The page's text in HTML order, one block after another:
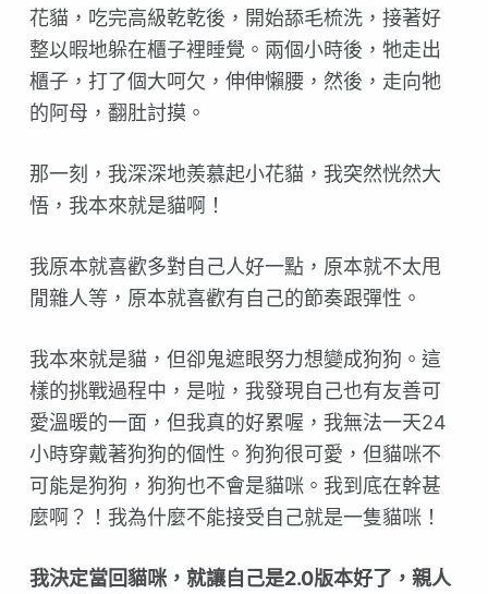
花貓，吃完高級乾乾後，開始舔毛梳洗，接著好
整以暇地躲在櫃子裡睡覺。兩個小時後，牠走出
櫃子，打了個大呵欠，伸伸懶腰，然後，走向牠
的阿母，翻肚討摸。
那一刻，我深深地羨慕起小花貓，我突然恍然大
悟，我本來就是貓啊！
我原本就喜歡多對自己人好一點，原本就不太甩
閒雜人等，原本就喜歡有自己的節奏跟彈性。
我本來就是貓，但卻鬼遮眼努力想變成狗狗。這
樣的挑戰過程中，是啦，我發現自己也有友善可
愛溫暖的一面，但我真的好累喔，我無法一天24
小時穿戴著狗狗的個性。狗狗很可愛，但貓咪不
可能是狗狗，狗狗也不會是貓咪。我到底在幹甚
麼啊？！我為什麼不能接受自己就是一隻貓咪！
我決定當回貓咪，就讓自己是2.0版本好了，親人